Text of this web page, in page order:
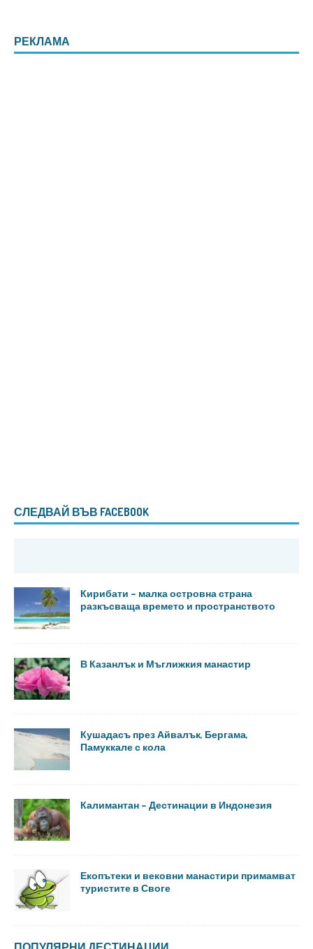
РЕКЛАМА
СЛЕДВАЙ ВЪВ FACEBOOK
Кирибати – малка островна страна
разкъсваща времето и пространството
В Казанлък и Мъглижкия манастир
Кушадасъ през Айвалък, Бергама,
Памуккале с кола
Калимантан – Дестинации в Индонезия
Екопътеки и вековни манастири примамват
туристите в Своге